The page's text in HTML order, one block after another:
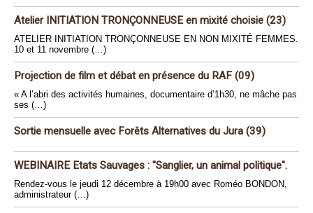
Atelier INITIATION TRONÇONNEUSE en mixité choisie (23)
ATELIER INITIATION TRONÇONNEUSE EN NON MIXITÉ FEMMES.
10 et 11 novembre (…)
Projection de film et débat en présence du RAF (09)
« A l’abri des activités humaines, documentaire d’1h30, ne mâche pas
ses (…)
Sortie mensuelle avec Forêts Alternatives du Jura (39)
WEBINAIRE Etats Sauvages : "Sanglier, un animal politique".
Rendez-vous le jeudi 12 décembre à 19h00 avec Roméo BONDON,
administrateur (…)